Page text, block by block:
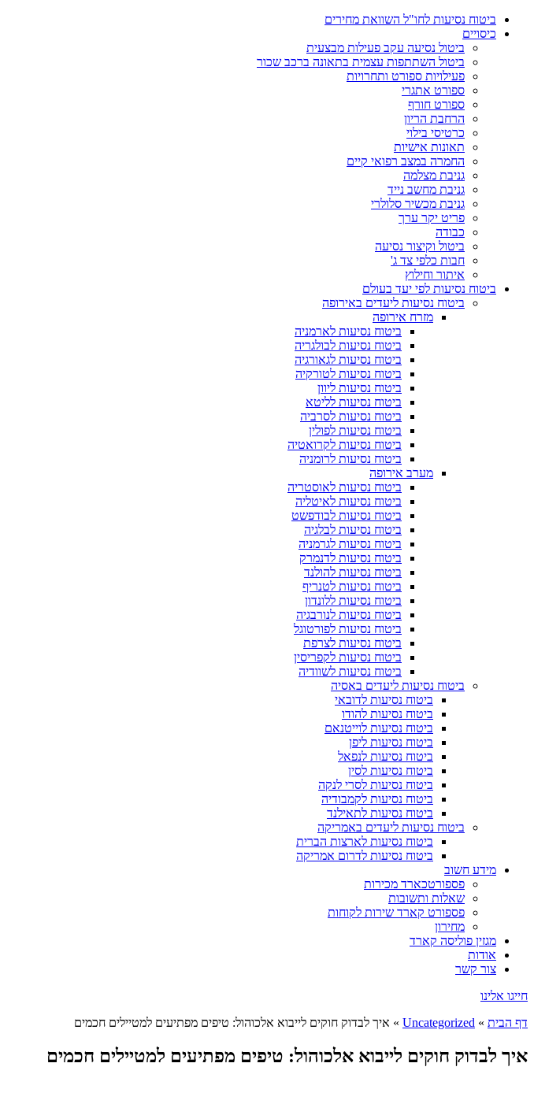
ביטוח נסיעות לחו"ל השוואת מחירים
כיסויים
ביטול נסיעה עקב פעילות מבצעית
ביטול השתתפות עצמית בתאונה ברכב שכור
פעילויות ספורט ותחרויות
ספורט אתגרי
ספורט חורף
הרחבת הריון
כרטיסי בילוי
תאונות אישיות
החמרה במצב רפואי קיים
גניבת מצלמה
גניבת מחשב נייד
גניבת מכשיר סלולרי
פריט יקר ערך
כבודה
ביטול וקיצור נסיעה
חבות כלפי צד ג'
איתור וחילוץ
ביטוח נסיעות לפי יעד בעולם
ביטוח נסיעות ליעדים באירופה
מזרח אירופה
ביטוח נסיעות לארמניה
ביטוח נסיעות לבולגריה
ביטוח נסיעות לגאורגיה
ביטוח נסיעות לטורקיה
ביטוח נסיעות ליוון
ביטוח נסיעות לליטא
ביטוח נסיעות לסרביה
ביטוח נסיעות לפולין
ביטוח נסיעות לקרואטיה
ביטוח נסיעות לרומניה
מערב אירופה
ביטוח נסיעות לאוסטריה
ביטוח נסיעות לאיטליה
ביטוח נסיעות לבודפשט
ביטוח נסיעות לבלגיה
ביטוח נסיעות לגרמניה
ביטוח נסיעות לדנמרק
ביטוח נסיעות להולנד
ביטוח נסיעות לטנריף
ביטוח נסיעות ללונדון
ביטוח נסיעות לנורבגיה
ביטוח נסיעות לפורטוגל
ביטוח נסיעות לצרפת
ביטוח נסיעות לקפריסין
ביטוח נסיעות לשוודיה
ביטוח נסיעות ליעדים באסיה
ביטוח נסיעות לדובאי
ביטוח נסיעות להודו
ביטוח נסיעות לוייטנאם
ביטוח נסיעות ליפן
ביטוח נסיעות לנפאל
ביטוח נסיעות לסין
ביטוח נסיעות לסרי לנקה
ביטוח נסיעות לקמבודיה
ביטוח נסיעות לתאילנד
ביטוח נסיעות ליעדים באמריקה
ביטוח נסיעות לארצות הברית
ביטוח נסיעות לדרום אמריקה
מידע חשוב
פספורטכארד מכירות
שאלות ותשובות
פספורט קארד שירות לקוחות
מחירון
מגזין פוליסה קארד
אודות
צור קשר
חייגו אלינו
דף הבית »
Uncategorized
» איך לבדוק חוקים לייבוא אלכוהול: טיפים מפתיעים למטיילים חכמים
איך לבדוק חוקים לייבוא אלכוהול: טיפים מפתיעים למטיילים חכמים